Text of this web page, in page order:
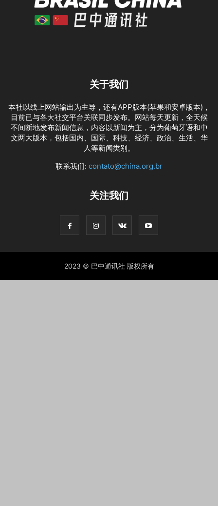
关于我们
本社以线上网站输出为主导，还有APP版本(苹果和安卓版本)，
目前已与各大社交平台关联同步发布。网站每天更新，全天候
不间断地发布新闻信息，内容以新闻为主，分为葡萄牙语和中
文两大版本，包括国内、国际、科技、经济、政治、生活、华
人等新闻类别。
联系我们: contato@china.org.br
关注我们
2023 © 巴中通讯社 版权所有